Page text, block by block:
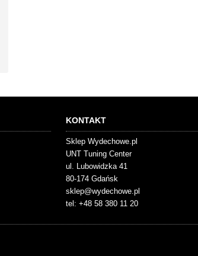
KONTAKT
Sklep Wydechowe.pl
UNT Tuning Center
ul. Lubowidzka 41
80-174 Gdańsk
sklep@wydechowe.pl
tel: +48 58 380 11 20